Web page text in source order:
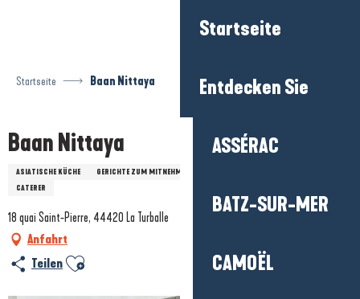
Startseite
Entdecken Sie
ASSÉRAC
BATZ-SUR-MER
CAMOËL
Startseite Baan Nittaya
Baan Nittaya
ASIATISCHE KÜCHE GERICHTE ZUM MITNEHMEN
CATERER
18 quai Saint-Pierre, 44420 La Turballe
Anfahrt
Teilen Ajouter aux favoris